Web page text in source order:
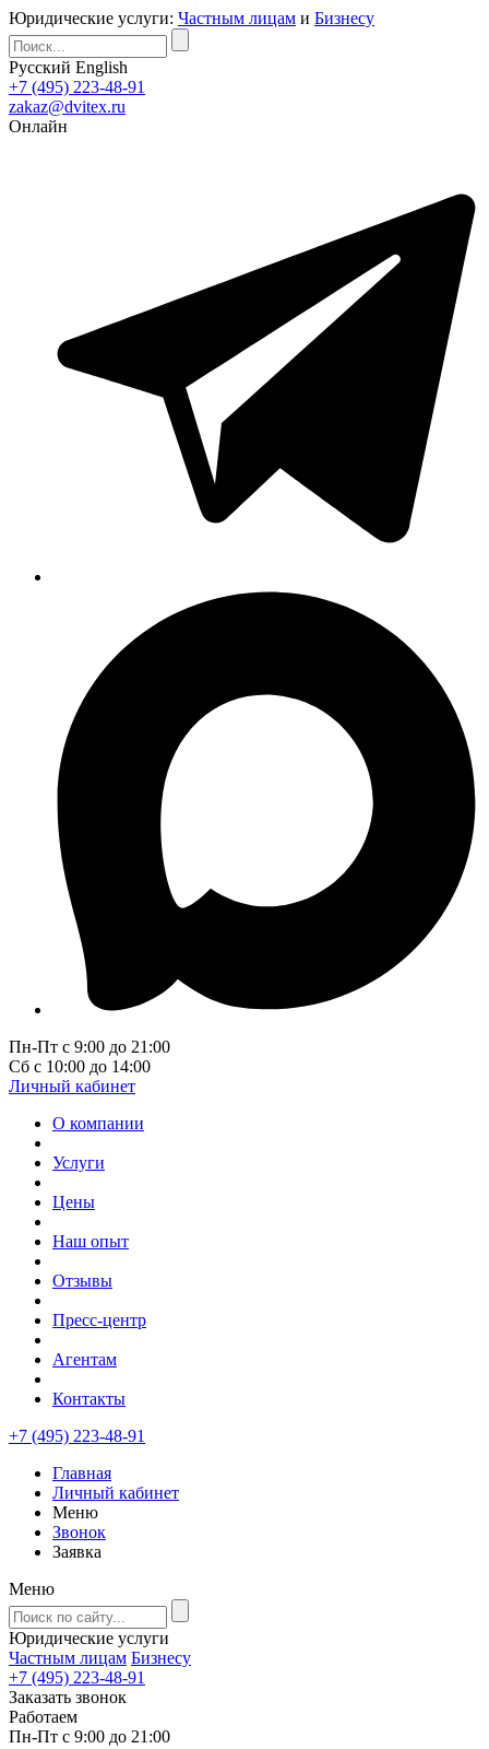
Юридические услуги: Частным лицам и Бизнесу
Русский English
+7 (495) 223-48-91
zakaz@dvitex.ru
Онлайн
Пн-Пт с 9:00 до 21:00
Сб с 10:00 до 14:00
Личный кабинет
О компании
Услуги
Цены
Наш опыт
Отзывы
Пресс-центр
Агентам
Контакты
+7 (495) 223-48-91
Главная
Личный кабинет
Меню
Звонок
Заявка
Меню
Юридические услуги
Частным лицам Бизнесу
+7 (495) 223-48-91
Заказать звонок
Работаем
Пн-Пт с 9:00 до 21:00